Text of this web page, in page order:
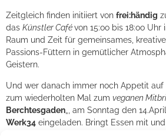
Zeitgleich finden initiiert von frei:händig
das Künstler Cafévon 15:oo bis 18:oo Uhr
Raum und Zeit für gemeinsames,
Passions-Füttern in gemütlicher
Geistern.
Und wer danach immer noch Appetit
zum wiederholten Mal zum veganen
Berchtesgaden „, am Sonntag den
Werk34 eingeladen. Bringt Essen mit